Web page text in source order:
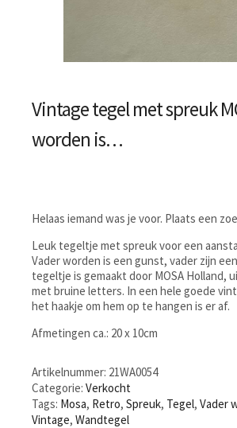
Vintage tegel met spreuk
worden is…
Helaas iemand was je voor. Plaats een
Leuk tegeltje met spreuk voor een
Vader worden is een gunst, vader zijn
tegeltje is gemaakt door MOSA Holland,
met bruine letters. In een hele goede
het haakje om hem op te hangen is er af.
Afmetingen ca.: 20 x 10cm
Artikelnummer: 21WA0054
Categorie: Verkocht
Tags: Mosa, Retro, Spreuk, Tegel, Vader
Vintage, Wandtegel